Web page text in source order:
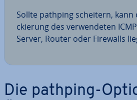
Sollte pathping scheitern,
ckie­rung des ver­wen­de­ten
Server, Router oder Firewalls
Die pathping-